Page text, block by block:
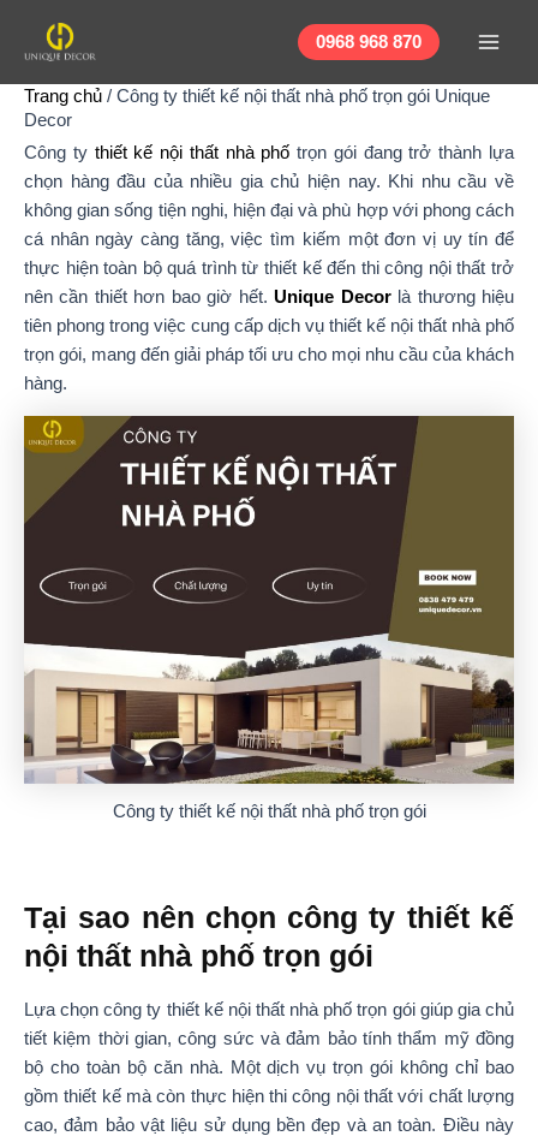
dung
0968 968 870
Trang chủ / Công ty thiết kế nội thất nhà phố trọn gói Unique
Decor
Công ty thiết kế nội thất nhà phố trọn gói đang trở thành lựa
chọn hàng đầu của nhiều gia chủ hiện nay. Khi nhu cầu về
không gian sống tiện nghi, hiện đại và phù hợp với phong cách
cá nhân ngày càng tăng, việc tìm kiếm một đơn vị uy tín để
thực hiện toàn bộ quá trình từ thiết kế đến thi công nội thất trở
nên cần thiết hơn bao giờ hết.Unique Decorlà thương hiệu
tiên phong trong việc cung cấp dịch vụ thiết kế nội thất nhà phố
trọn gói, mang đến giải pháp tối ưu cho mọi nhu cầu của khách
hàng.
Công ty thiết kế nội thất nhà phố trọn gói
Tại sao nên chọn công ty thiết kế
nội thất nhà phố trọn gói
Lựa chọn công ty thiết kế nội thất nhà phố trọn gói giúp gia chủ
tiết kiệm thời gian, công sức và đảm bảo tính thẩm mỹ đồng
bộ cho toàn bộ căn nhà. Một dịch vụ trọn gói không chỉ bao
gồm thiết kế mà còn thực hiện thi công nội thất với chất lượng
cao, đảm bảo vật liệu sử dụng bền đẹp và an toàn. Điều này